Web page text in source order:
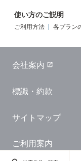
使い方のご説明
ご利用方法 各プラン
会社案内
標識・約款
サイトマップ
ご利用案内